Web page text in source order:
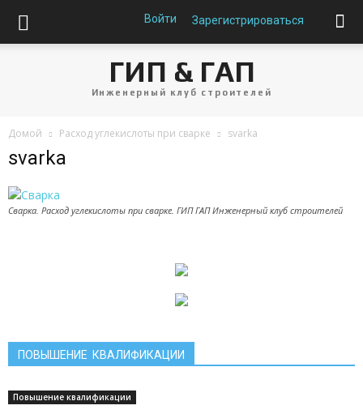
Войти Зарегистрироваться
ГИП & ГАП
Инженерный клуб строителей
Домой Расход углекислоты при сварке svarka
svarka
Сварка. Расход углекислоты при сварке. ГИП ГАП Инженерный клуб строителей
ПОВЫШЕНИЕ КВАЛИФИКАЦИИ
Повышение квалификации